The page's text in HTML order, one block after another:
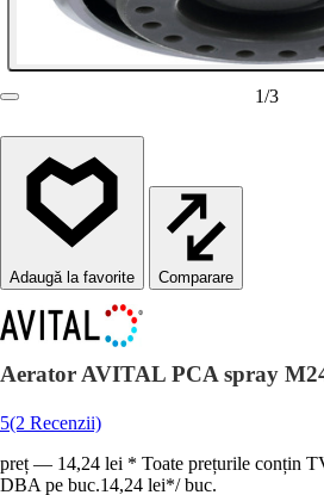
1/3
Comparare
Aerator AVITAL PCA spray
5(2 Recenzii)
preț — 14,24 lei * Toate prețurile conțin
DBA pe buc.14,24 lei*/ buc.